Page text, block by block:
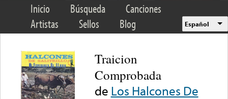
Inicio Búsqueda
Canciones
Artistas
Sellos Blog Español
Traicion
Comprobada
de Los Halcones De